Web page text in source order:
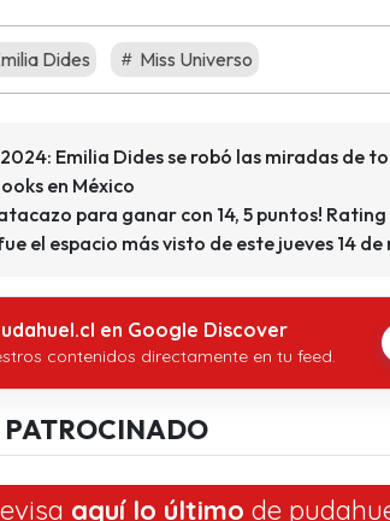
Dides Miss Universo
Emilia Dides se robó las miradas de
en México
para ganar con 14, 5 puntos! Rating
el espacio más visto de este jueves 14
en Google Discover
contenidos directamente en tu feed.
aquí lo último de